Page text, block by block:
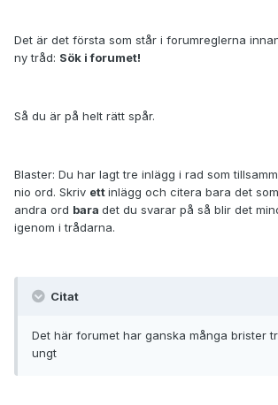
Det är det första som står i forumreglerna
ny tråd: Sök i forumet!
Så du är på helt rätt spår.
Blaster: Du har lagt tre inlägg i rad som
nio ord. Skriv ettinlägg och citera bara det
andra ord bara det du svarar på så blir det
igenom i trådarna.
Citat
Det här forumet har ganska många brister
ungt